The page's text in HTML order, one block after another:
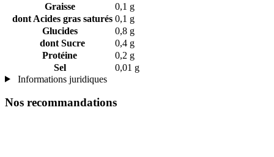
Graisse
0,1 g
dont Acides gras saturés 0,1 g
Glucides
0,8 g
dont Sucre
0,4 g
Protéine
0,2 g
Sel
0,01 g
Informations juridiques
Nos recommandations